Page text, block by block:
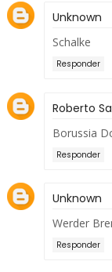
Unknown
Schalke
Responder
Roberto
Borussia
Responder
Unknown
Werder
Responder